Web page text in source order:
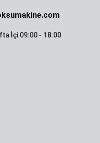
İçi 09:00 - 18:00